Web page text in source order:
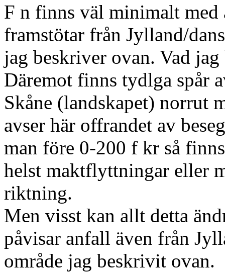
F n finns väl minimalt
framstötar från Jylland/
jag beskriver ovan. Vad
Däremot finns tydlga spår
Skåne (landskapet) norrut
avser här offrandet av
man före 0-200 f kr så
helst maktflyttningar eller
riktning.
Men visst kan allt detta
påvisar anfall även från
område jag beskrivit ovan.